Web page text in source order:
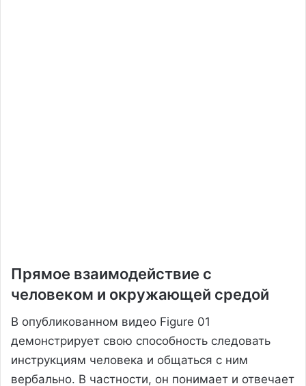
Прямое взаимодействие с
человеком и окружающей средой
В опубликованном видео Figure 01
демонстрирует свою способность следовать
инструкциям человека и общаться с ним
вербально. В частности, он понимает и отвечает